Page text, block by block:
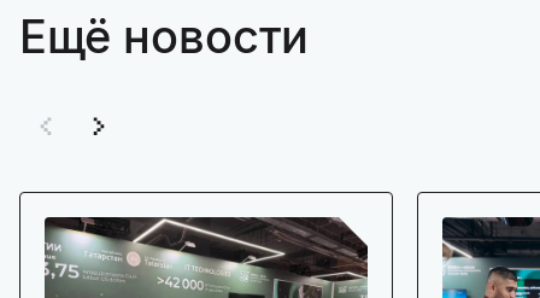
Ещё новости